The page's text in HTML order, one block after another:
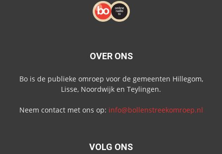
OVER ONS
Bo is de publieke omroep voor de gemeenten Hillegom,
Lisse, Noordwijk en Teylingen.
Neem contact met ons op: info@bollenstreekomroep.nl
VOLG ONS